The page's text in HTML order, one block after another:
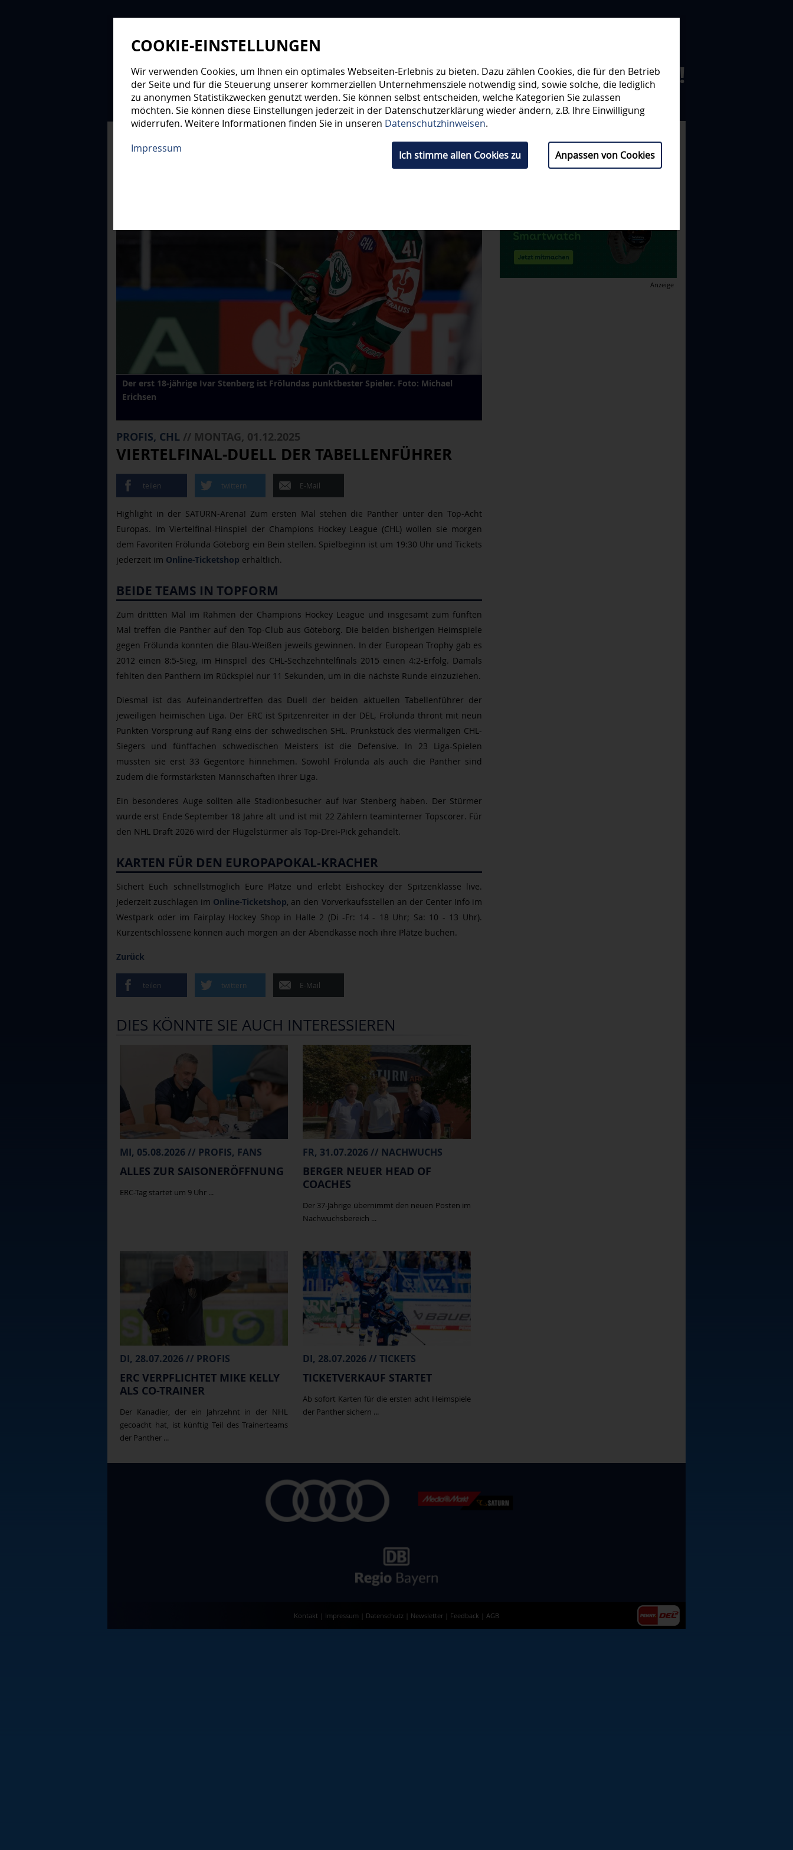
WIRSTEHEN ZUSAMMEN!
NEWS PROFIS NACHWUCHS TICKETS SHOP FANS ORGANISATION PARTNER
Der erst 18-jährige Ivar Stenberg ist Frölundas punktbester Spieler. Foto: Michael
Erichsen
PROFIS, CHL // MONTAG, 01.12.2025
VIERTELFINAL-DUELL DER TABELLENFÜHRER
teilen twittern E-Mail
Highlight in der SATURN-Arena! Zum ersten Mal stehen die Panther unter den Top-Acht
Europas. Im Viertelfinal-Hinspiel der Champions Hockey League (CHL) wollen sie morgen
dem Favoriten Frölunda Göteborg ein Bein stellen. Spielbeginn ist um 19:30 Uhr und Tickets
jederzeit im Online-Ticketshop erhältlich.
BEIDE TEAMS IN TOPFORM
Zum drittten Mal im Rahmen der Champions Hockey League und insgesamt zum fünften
Mal treffen die Panther auf den Top-Club aus Göteborg. Die beiden bisherigen Heimspiele
gegen Frölunda konnten die Blau-Weißen jeweils gewinnen. In der European Trophy gab es
2012 einen 8:5-Sieg, im Hinspiel des CHL-Sechzehntelfinals 2015 einen 4:2-Erfolg. Damals
fehlten den Panthern im Rückspiel nur 11 Sekunden, um in die nächste Runde einzuziehen.
Diesmal ist das Aufeinandertreffen das Duell der beiden aktuellen Tabellenführer der
jeweiligen heimischen Liga. Der ERC ist Spitzenreiter in der DEL, Frölunda thront mit neun
Punkten Vorsprung auf Rang eins der schwedischen SHL. Prunkstück des viermaligen CHL-
Siegers und fünffachen schwedischen Meisters ist die Defensive. In 23 Liga-Spielen
mussten sie erst 33 Gegentore hinnehmen. Sowohl Frölunda als auch die Panther sind
zudem die formstärksten Mannschaften ihrer Liga.
Ein besonderes Auge sollten alle Stadionbesucher auf Ivar Stenberg haben. Der Stürmer
wurde erst Ende September 18 Jahre alt und ist mit 22 Zählern teaminterner Topscorer. Für
den NHL Draft 2026 wird der Flügelstürmer als Top-Drei-Pick gehandelt.
KARTEN FÜR DEN EUROPAPOKAL-KRACHER
Sichert Euch schnellstmöglich Eure Plätze und erlebt Eishockey der Spitzenklasse live.
Jederzeit zuschlagen im Online-Ticketshop, an den Vorverkaufsstellen an der Center Info im
Westpark oder im Fairplay Hockey Shop in Halle 2 (Di -Fr: 14 - 18 Uhr; Sa: 10 - 13 Uhr).
Kurzentschlossene können auch morgen an der Abendkasse noch ihre Plätze buchen.
Zurück
teilen twittern E-Mail
DIES KÖNNTE SIE AUCH INTERESSIEREN
MI, 05.08.2026 // PROFIS, FANS
ALLES ZUR SAISONERÖFFNUNG
ERC-Tag startet um 9 Uhr ...
FR, 31.07.2026 // NACHWUCHS
BERGER NEUER HEAD OF
COACHES
Der 37-Jährige übernimmt den neuen Posten im
Nachwuchsbereich ...
DI, 28.07.2026 // PROFIS
ERC VERPFLICHTET MIKE KELLY
ALS CO-TRAINER
Der Kanadier, der ein Jahrzehnt in der NHL
gecoacht hat, ist künftig Teil des Trainerteams
der Panther ...
DI, 28.07.2026 // TICKETS
TICKETVERKAUF STARTET
Ab sofort Karten für die ersten acht Heimspiele
der Panther sichern ...
Anzeige
Kontakt Impressum Datenschutz Newsletter Feedback AGB
COOKIE-EINSTELLUNGEN
Wir verwenden Cookies, um Ihnen ein optimales Webseiten-Erlebnis zu bieten. Dazu zählen Cookies, die für den Betrieb
der Seite und für die Steuerung unserer kommerziellen Unternehmensziele notwendig sind, sowie solche, die lediglich
zu anonymen Statistikzwecken genutzt werden. Sie können selbst entscheiden, welche Kategorien Sie zulassen
möchten. Sie können diese Einstellungen jederzeit in der Datenschutzerklärung wieder ändern, z.B. Ihre Einwilligung
widerrufen. Weitere Informationen finden Sie in unseren Datenschutzhinweisen.
Ich stimme allen Cookies zu Anpassen von Cookies
Impressum